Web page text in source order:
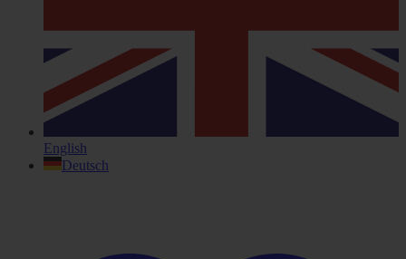
English
Deutsch